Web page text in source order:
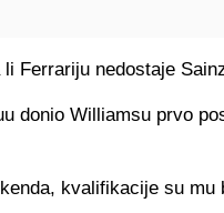
Ferrariju nedostaje
donio Williamsu prvo
kvalifikacije su mu